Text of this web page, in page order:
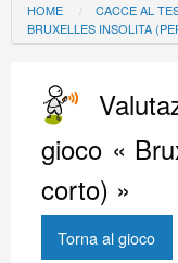
HOME CACCE AL
BRUXELLES INSOLITA
gioco «
corto) »
Torna al gioco